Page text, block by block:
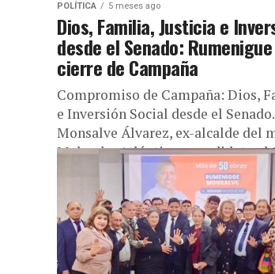
POLÍTICA 5 meses ago
Dios, Familia, Justicia e
desde el Senado:
cierre de Campaña
Compromiso de Campaña: Dios,
e Inversión Social desde el
Monsalve Álvarez, ex-alcalde del
Malambo Atlántico y candidato al